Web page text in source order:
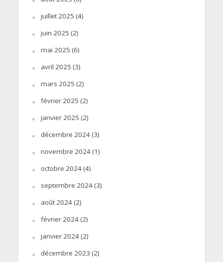
juillet 2025 (4)
juin 2025 (2)
mai 2025 (6)
avril 2025 (3)
mars 2025 (2)
février 2025 (2)
janvier 2025 (2)
décembre 2024(3)
novembre 2024(1)
octobre 2024(4)
septembre 2024(3)
août 2024(2)
février 2024(2)
janvier 2024(2)
décembre 2023 (2)